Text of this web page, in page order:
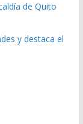
de Quito
y destaca el